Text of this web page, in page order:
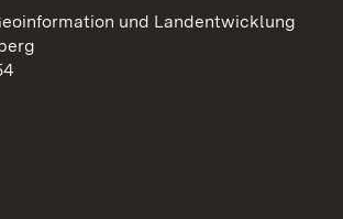
und Landentwicklung